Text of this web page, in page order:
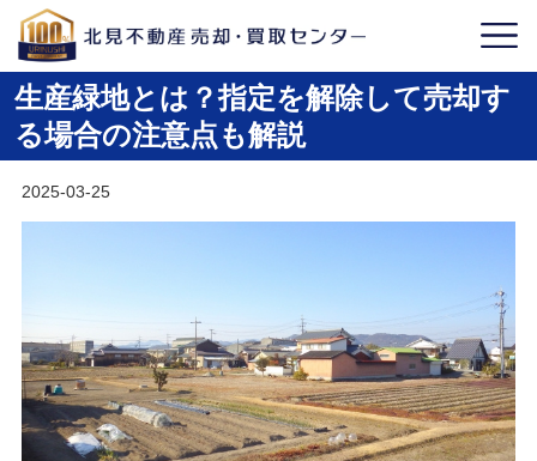
生産緑地とは？指定を解除して売却す
る場合の注意点も解説
2025-03-25